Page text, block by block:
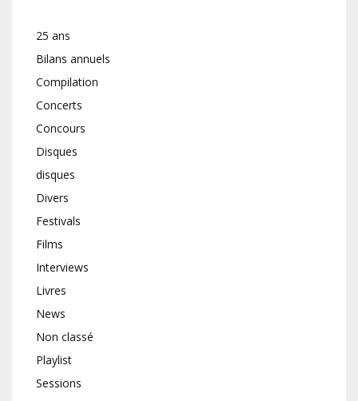
25 ans
Bilans annuels
Compilation
Concerts
Concours
Disques
disques
Divers
Festivals
Films
Interviews
Livres
News
Non classé
Playlist
Sessions